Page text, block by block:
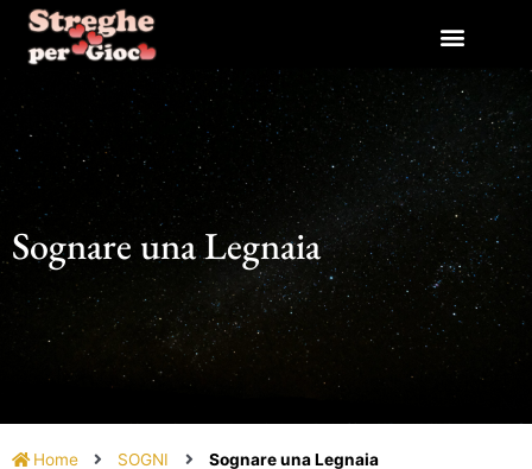
contenuto
Sognare una Legnaia
Home SOGNI Sognare una Legnaia